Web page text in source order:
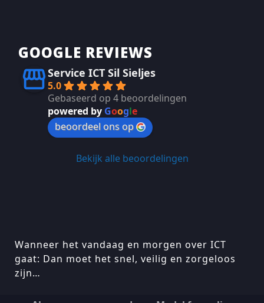
GOOGLE REVIEWS
Service ICT Sil Sieljes
5.0
Gebaseerd op 4 beoordelingen
powered by Google
beoordeel ons op
Bekijk alle beoordelingen
Wanneer het vandaag en morgen over ICT
gaat: Dan moet het snel, veilig en zorgeloos
zijn…